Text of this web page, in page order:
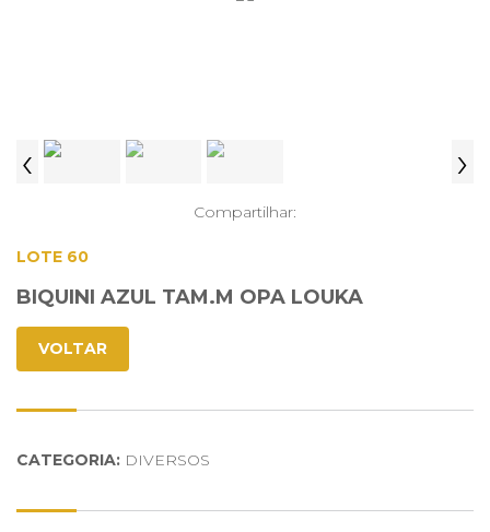
‹ ›
Compartilhar:
LOTE 60
BIQUINI AZUL TAM.M OPA LOUKA
VOLTAR
CATEGORIA: DIVERSOS